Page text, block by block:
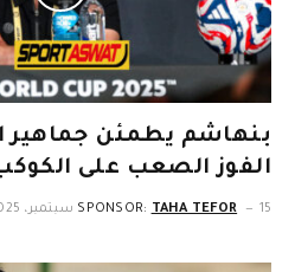
بنهاشم يطمئن جماهير
الفوز الصعب على
SPONSOR: TAHA TEFOR 15 سبتمبر، 2025